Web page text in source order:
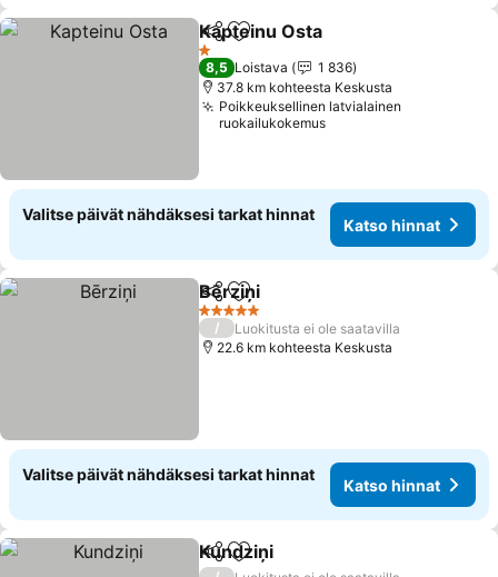
Jaa Lisää suosikkeihin
Kapteinu Osta
1 Tähtiluokitus
8,5 Loistava
1 836
37.8 km kohteesta Keskusta
Poikkeuksellinen latvialainen
ruokailukokemus
Valitse päivät nähdäksesi tarkat hinnat
Katso hinnat
Jaa Lisää suosikkeihin
Bērziņi
5 Tähtiluokitus
/
Luokitusta ei ole saatavilla
22.6 km kohteesta Keskusta
Valitse päivät nähdäksesi tarkat hinnat
Katso hinnat
Jaa Lisää suosikkeihin
Kundziņi